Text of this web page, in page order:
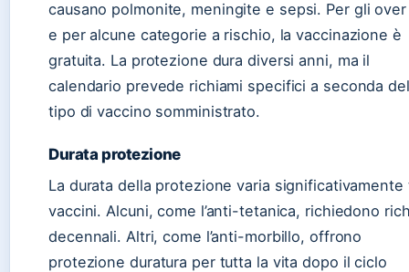
causano polmonite, meningite e sepsi. Per gli
e per alcune categorie a rischio, la vaccinazione è
gratuita. La protezione dura diversi anni, ma il
calendario prevede richiami specifici a seconda del
tipo di vaccino somministrato.
Durata protezione
La durata della protezione varia significativamente
vaccini. Alcuni, come l’anti-tetanica, richiedono
decennali. Altri, come l’anti-morbillo, offrono
protezione duratura per tutta la vita dopo il ciclo